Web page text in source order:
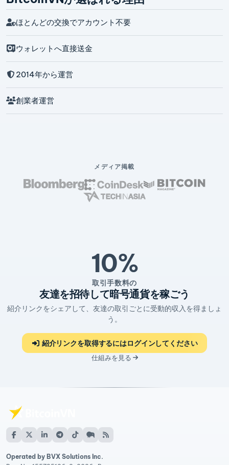
ほとんどの交換でアカウント不要
ウォレットへ直接送金
2014年から運営
創業者運営
メディア掲載
10%
取引手数料の
友達を招待して暗号通貨を稼ごう
紹介リンクをシェアして、友達の取引ごとに受動的収入を得ましょ
う。
紹介リンクを取得するにはログインしてください
仕組みを見る
Operated by BVX Solutions Inc.